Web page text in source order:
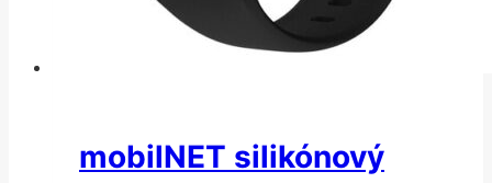
mobilNET silikónový